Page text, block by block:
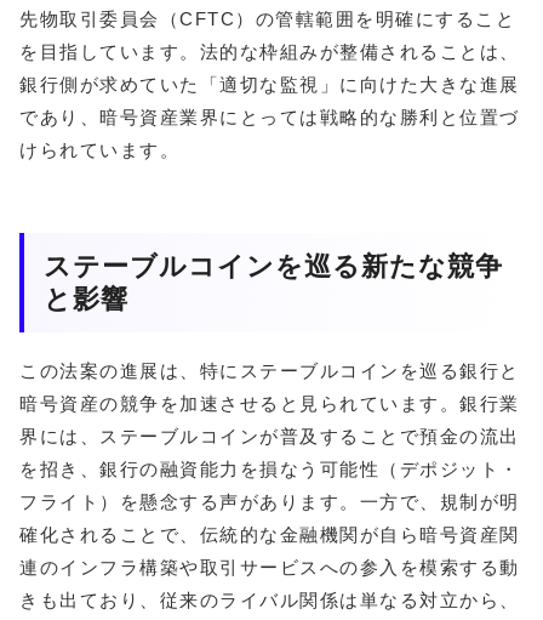
先物取引委員会（CFTC）の管轄範囲を明確にすること
を目指しています。法的な枠組みが整備されることは、
銀行側が求めていた「適切な監視」に向けた大きな進展
であり、暗号資産業界にとっては戦略的な勝利と位置づ
けられています。
ステーブルコインを巡る新たな競争
と影響
この法案の進展は、特にステーブルコインを巡る銀行と
暗号資産の競争を加速させると見られています。銀行業
界には、ステーブルコインが普及することで預金の流出
を招き、銀行の融資能力を損なう可能性（デポジット・
フライト）を懸念する声があります。一方で、規制が明
確化されることで、伝統的な金融機関が自ら暗号資産関
連のインフラ構築や取引サービスへの参入を模索する動
きも出ており、従来のライバル関係は単なる対立から、